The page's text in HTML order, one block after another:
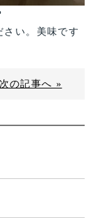
さい。美味です
次の記事へ »